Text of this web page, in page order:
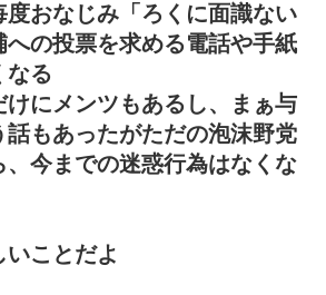
度おなじみ「ろくに面識ない
への投票を求める電話や手紙
なる
けにメンツもあるし、まぁ与
話もあったがただの泡沫野党
、今までの迷惑行為はなくな
いことだよ